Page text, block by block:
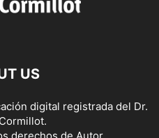
US
digital registrada del Dr.